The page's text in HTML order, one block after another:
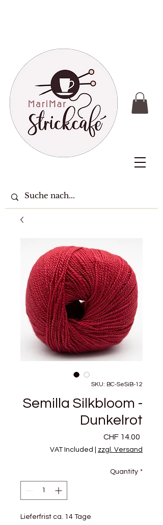
SKU: BC-SeSiB-12
Semilla Silkbloom -
Dunkelrot
CHF 14.00
VAT Included zzgl. Versand
Quantity *
Lieferfrist ca. 14 Tage